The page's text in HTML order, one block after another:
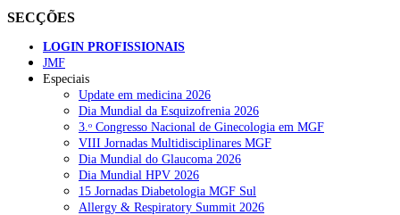
SECÇÕES
LOGIN PROFISSIONAIS
JMF
Especiais
Update em medicina 2026
Dia Mundial da Esquizofrenia 2026
3.ᵒ Congresso Nacional de Ginecologia em MGF
VIII Jornadas Multidisciplinares MGF
Dia Mundial do Glaucoma 2026
Dia Mundial HPV 2026
15 Jornadas Diabetologia MGF Sul
Allergy & Respiratory Summit 2026